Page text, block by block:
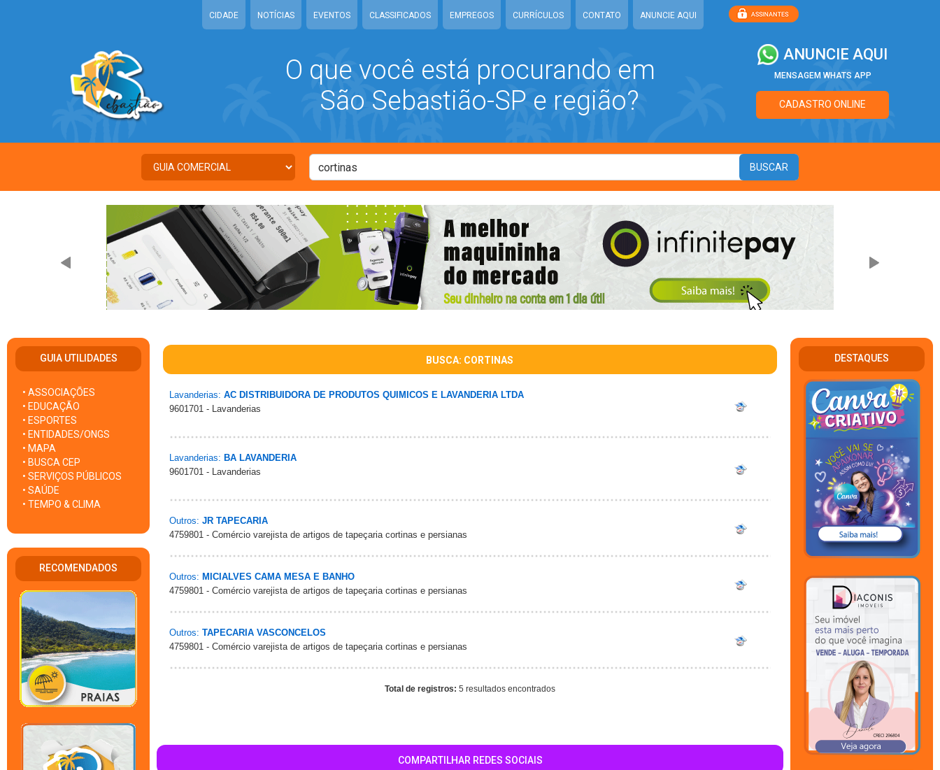
CIDADE NOTÍCIAS EVENTOS CLASSIFICADOS EMPREGOS CURRÍCULOS CONTATO ANUNCIE AQUI
O que você está procurando em
São Sebastião-SP e região?
ANUNCIE AQUI
MENSAGEM WHATS APP
CADASTRO ONLINE
GUIA UTILIDADES
• ASSOCIAÇÕES
• EDUCAÇÃO
• ESPORTES
• ENTIDADES/ONGS
• MAPA
• BUSCA CEP
• SERVIÇOS PÚBLICOS
• SAÚDE
• TEMPO & CLIMA
RECOMENDADOS
BUSCA: CORTINAS
Lavanderias: AC DISTRIBUIDORA DE PRODUTOS QUIMICOS E LAVANDERIA LTDA
9601701 - Lavanderias
Lavanderias: BA LAVANDERIA
9601701 - Lavanderias
Outros: JR TAPECARIA
4759801 - Comércio varejista de artigos de tapeçaria cortinas e persianas
Outros: MICIALVES CAMA MESA E BANHO
4759801 - Comércio varejista de artigos de tapeçaria cortinas e persianas
Outros: TAPECARIA VASCONCELOS
4759801 - Comércio varejista de artigos de tapeçaria cortinas e persianas
Total de registros: 5 resultados encontrados
COMPARTILHAR REDES SOCIAIS
DESTAQUES